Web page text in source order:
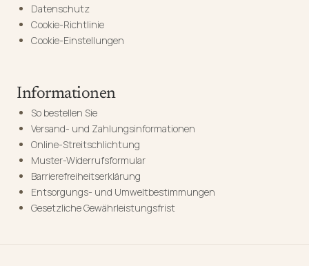
Datenschutz
Cookie-Richtlinie
Cookie-Einstellungen
Informationen
So bestellen Sie
Versand- und Zahlungsinformationen
Online-Streitschlichtung
Muster-Widerrufsformular
Barrierefreiheitserklärung
Entsorgungs- und Umweltbestimmungen
Gesetzliche Gewährleistungsfrist